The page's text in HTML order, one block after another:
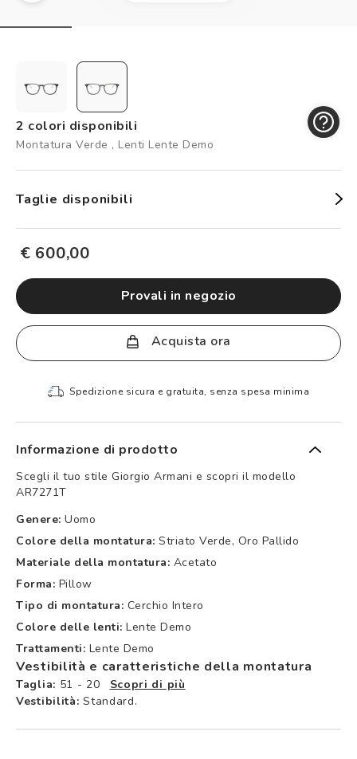
Controllo visivo
Logout
2 colori disponibili
Montatura Verde , Lenti Lente Demo
Taglie disponibili
€ 600,00
provali in negozio
Acquista ora
Spedizione sicura e gratuita, senza spesa minima
Informazione di prodotto
Scegli il tuo stile Giorgio Armani e scopri il modello
AR7271T
Genere: Uomo
Colore della montatura: Striato Verde, Oro Pallido
Materiale della montatura: Acetato
Forma: Pillow
Tipo di montatura: Cerchio Intero
Colore delle lenti: Lente Demo
Trattamenti: Lente Demo
Vestibilità e caratteristiche della montatura
Taglia: 51 - 20
Scopri di più
Vestibilità: Standard.